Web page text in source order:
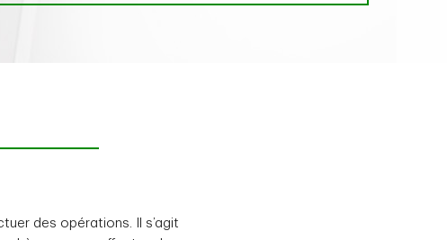
des opérations. Il s’agit